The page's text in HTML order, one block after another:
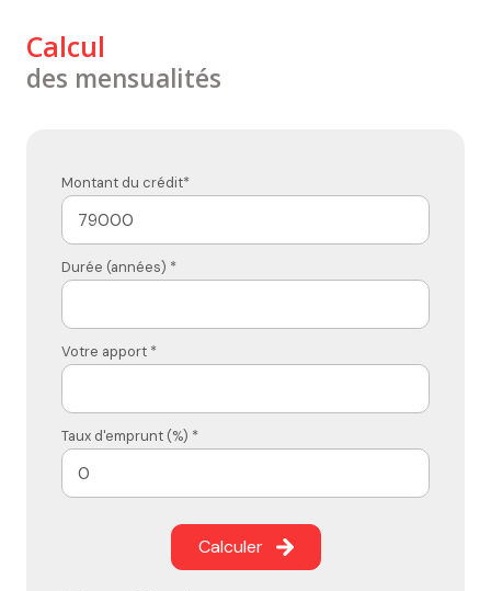
Calcul
des mensualités
Montant du crédit*
Durée (années) *
Votre apport *
Taux d'emprunt (%) *
Calculer